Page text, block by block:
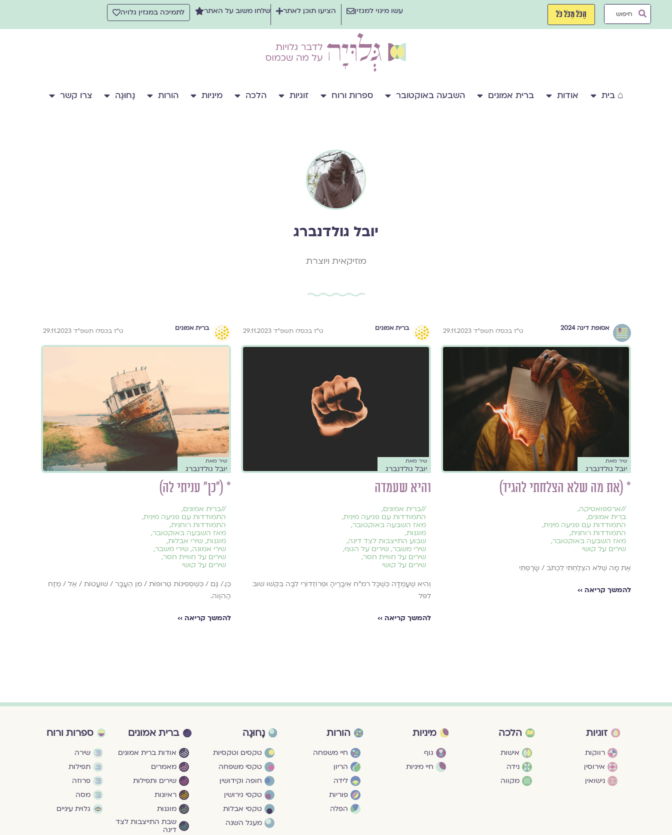
Search
הַכֹּל מִכֹּל כֹּל עשו מינוי למגזין הציעו תוכן לאתר שלחו משוב על האתר לתמיכה במגזין גלויה
⌂ בית אודות ברית אמונים השבעה באוקטובר ספרות ורוח זוגיות הלכה מיניות הורות נָחוּגָה צרו קשר
יובל גולדנברג
מוזיקאית ויוצרת
אסופת דינה 2024 ט״ז בכסלו תשפ״ד 29.11.2023
שיר מאת
יובל גולדנברג
* (את מה שלא הצלחתי להגיד)
//ארספואטיקה,
ברית אמונים,
התמודדות עם פגיעה מינית,
התמודדות רוחנית,
מאז השבעה באוקטובר,
שירים על קושי
אֶת מָה שֶׁלֹּא הִצְלַחְתִּי לִכְתֹּב / שָׂרַפְתִּי
להמשך קריאה ››
ברית אמונים ט״ז בכסלו תשפ״ד 29.11.2023
שיר מאת
יובל גולדנברג
והיא שעמדה
//ברית אמונים,
התמודדות עם פגיעה מינית,
מאז השבעה באוקטובר,
מוגנות,
שבוע התייצבות לצד דינה,
שירי משבר, שירים על הגוף,
שירים על חוויית חסר,
שירים על קושי
וְהִיא שֶׁעָמְדָה כְּשֶׁכָּל רמ"ח אֵיבָרֶיהָ וּפְרוֹזְדּוֹרֵי לִבָּה בִּקְּשׁוּ שׁוּב
לִפֹּל
להמשך קריאה ››
ברית אמונים ט״ז בכסלו תשפ״ד 29.11.2023
שיר מאת
יובל גולדנברג
* ("כן" עניתי לה)
//ברית אמונים,
התמודדות עם פגיעה מינית,
התמודדות רוחנית,
מאז השבעה באוקטובר,
מוגנות, שירי אבלות,
שירי אמונה, שירי משבר,
שירים על חוויית חסר,
שירים על קושי
כֵּן./ גַּם / כְּשֶׁסְּפִינוֹת טְרוּפוֹת / מִן הֶעָבָר / שׁוֹעֲטוֹת / אֶל / מֵזַח
הַהֹוֶוה.
להמשך קריאה ››
זוגיות
רווקות
אירוסין
נישואין
הלכה
אישות
נידה
מקווה
מיניות
גוף
חיי מיניות
הורות
חיי משפחה
הריון
לידה
פוריות
הפלה
נָחוּגָה
טקסים וטקסיות
טקסי משפחה
חופה וקידושין
טקסי גירושין
טקסי אבלות
מעגל השנה
ברית אמונים
אודות ברית אמונים
מאמרים
שירים ותפילות
ראיונות
מוגנוּת
שבת התייצבות לצד
דינה
ספרות ורוח
שירה
תפילות
פרוזה
מסה
גלוית עיניים